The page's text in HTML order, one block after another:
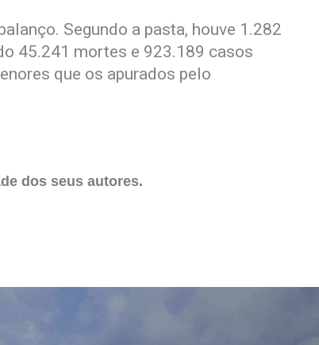
Segundo a pasta, houve 1.282
45.241 mortes e 923.189 casos
que os apurados pelo
dos seus autores.